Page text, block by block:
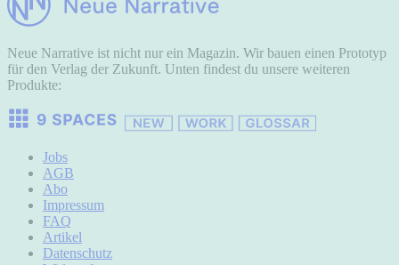
Neue Narrative ist nicht nur ein Magazin. Wir bauen einen Prototyp
für den Verlag der Zukunft. Unten findest du unsere weiteren
Produkte:
Jobs
AGB
Abo
Impressum
FAQ
Artikel
Datenschutz